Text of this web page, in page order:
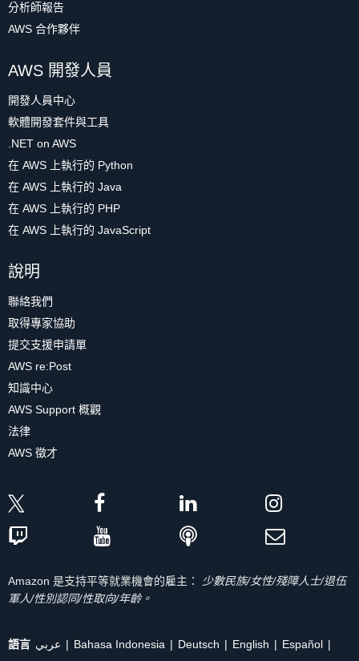
分析師報告
AWS 合作夥伴
AWS 開發人員
開發人員中心
軟體開發套件與工具
.NET on AWS
在 AWS 上執行的 Python
在 AWS 上執行的 Java
在 AWS 上執行的 PHP
在 AWS 上執行的 JavaScript
說明
聯絡我們
取得專家協助
提交支援申請單
AWS re:Post
知識中心
AWS Support 概觀
法律
AWS 徵才
Amazon 是支持平等就業機會的雇主：
少數民族/女性/殘障人士/退伍
軍人/性別認同/性取向/年齡。
語言 عربي Bahasa Indonesia Deutsch English
Español